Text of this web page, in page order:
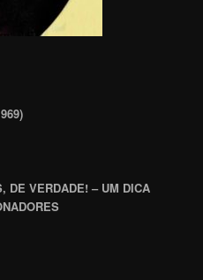
DE VERDADE! – UM DICA